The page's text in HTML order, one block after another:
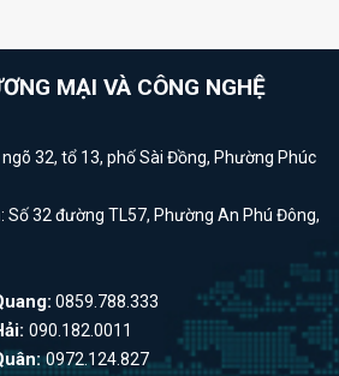
MẠI VÀ CÔNG NGHỆ
ngõ 32, tổ 13, phố Sài Đồng, Phường Phúc
: Số 32 đường TL57, Phường An Phú Đông,
0859.788.333
090.182.0011
0972.124.827